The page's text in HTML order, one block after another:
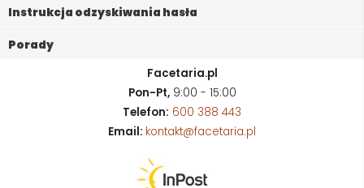
Instrukcja odzyskiwania hasła
Porady
Facetaria.pl
Pon-Pt,9:00 - 15:00
Telefon: 600 388 443
Email: kontakt@facetaria.pl